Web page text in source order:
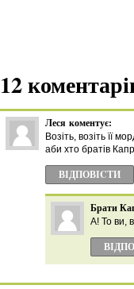
12
Леся коментує:
Возіть, возіть її
аби хто братів
ВІДПОВІCТИ
Брати
А! То ви,